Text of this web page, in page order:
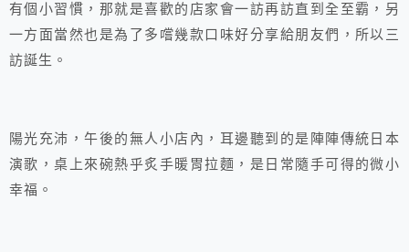
有個小習慣，那就是喜歡的店家會一訪再訪直到全至霸，另
一方面當然也是為了多嚐幾款口味好分享給朋友們，所以三
訪誕生。
陽光充沛，午後的無人小店內，耳邊聽到的是陣陣傳統日本
演歌，桌上來碗熱乎炙手暖胃拉麵，是日常隨手可得的微小
幸福。